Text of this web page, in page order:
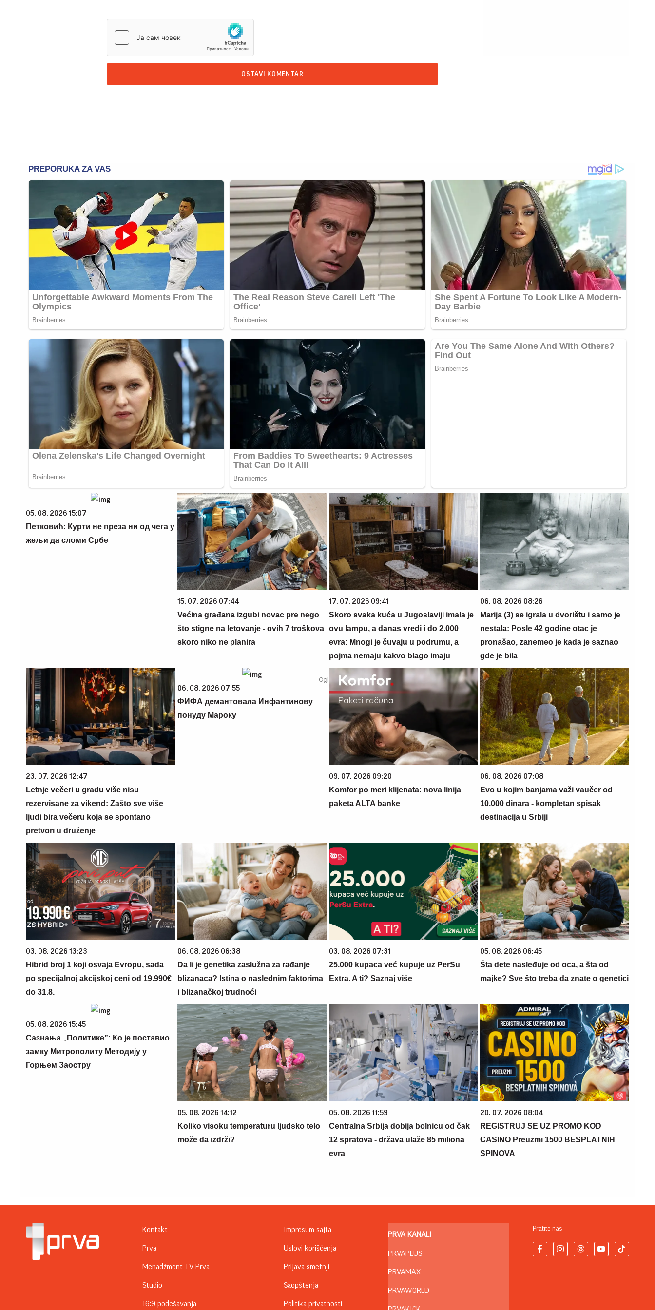
OSTAVI KOMENTAR
05. 08. 2026 15:07
Петковић: Курти не преза ни од чега у
жељи да сломи Србе
15. 07. 2026 07:44
Većina građana izgubi novac pre nego
što stigne na letovanje - ovih 7 troškova
skoro niko ne planira
17. 07. 2026 09:41
Skoro svaka kuća u Jugoslaviji imala je
ovu lampu, a danas vredi i do 2.000
evra: Mnogi je čuvaju u podrumu, a
pojma nemaju kakvo blago imaju
06. 08. 2026 08:26
Marija (3) se igrala u dvorištu i samo je
nestala: Posle 42 godine otac je
pronašao, zanemeo je kada je saznao
gde je bila
23. 07. 2026 12:47
Letnje večeri u gradu više nisu
rezervisane za vikend: Zašto sve više
ljudi bira večeru koja se spontano
pretvori u druženje
06. 08. 2026 07:55
ФИФА демантовала Инфантинову
понуду Мароку
09. 07. 2026 09:20
Komfor po meri klijenata: nova linija
paketa ALTA banke
06. 08. 2026 07:08
Evo u kojim banjama važi vaučer od
10.000 dinara - kompletan spisak
destinacija u Srbiji
03. 08. 2026 13:23
Hibrid broj 1 koji osvaja Evropu, sada
po specijalnoj akcijskoj ceni od 19.990€
do 31.8.
06. 08. 2026 06:38
Da li je genetika zaslužna za rađanje
blizanaca? Istina o naslednim faktorima
i blizanačkoj trudnoći
03. 08. 2026 07:31
25.000 kupaca već kupuje uz PerSu
Extra. A ti? Saznaj više
05. 08. 2026 06:45
Šta dete nasleđuje od oca, a šta od
majke? Sve što treba da znate o genetici
05. 08. 2026 15:45
Сазнања „Политике”: Ко је поставио
замку Митрополиту Методију у
Горњем Заостру
05. 08. 2026 14:12
Koliko visoku temperaturu ljudsko telo
može da izdrži?
05. 08. 2026 11:59
Centralna Srbija dobija bolnicu od čak
12 spratova - država ulaže 85 miliona
evra
20. 07. 2026 08:04
REGISTRUJ SE UZ PROMO KOD
CASINO Preuzmi 1500 BESPLATNIH
SPINOVA
Kontakt
Prva
Menadžment TV Prva
Studio
16:9 podešavanja
Impresum sajta
Uslovi korišćenja
Prijava smetnji
Saopštenja
Politika privatnosti
PRVA KANALI
PRVAPLUS
PRVAMAX
PRVAWORLD
Pratite nas